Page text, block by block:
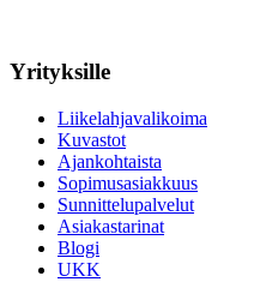
Yrityksille
Liikelahjavalikoima
Kuvastot
Ajankohtaista
Sopimusasiakkuus
Sunnittelupalvelut
Asiakastarinat
Blogi
UKK